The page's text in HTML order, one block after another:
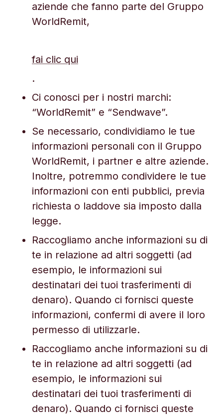
aziende che fanno parte del Gruppo
WorldRemit,
fai clic qui
.
Ci conosci per i nostri marchi:
“WorldRemit” e “Sendwave”.
Se necessario, condividiamo le tue
informazioni personali con il Gruppo
WorldRemit, i partner e altre aziende.
Inoltre, potremmo condividere le tue
informazioni con enti pubblici, previa
richiesta o laddove sia imposto dalla
legge.
Raccogliamo anche informazioni su di
te in relazione ad altri soggetti (ad
esempio, le informazioni sui
destinatari dei tuoi trasferimenti di
denaro). Quando ci fornisci queste
informazioni, confermi di avere il loro
permesso di utilizzarle.
Raccogliamo anche informazioni su di
te in relazione ad altri soggetti (ad
esempio, le informazioni sui
destinatari dei tuoi trasferimenti di
denaro). Quando ci fornisci queste